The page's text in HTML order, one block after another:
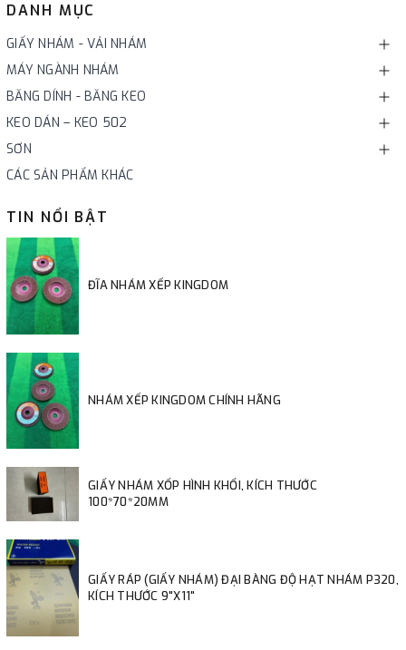
DANH MỤC
GIẤY NHÁM - VẢI NHÁM
MÁY NGÀNH NHÁM
BĂNG DÍNH - BĂNG KEO
KEO DÁN – KEO 502
SƠN
CÁC SẢN PHẨM KHÁC
TIN NỔI BẬT
ĐĨA NHÁM XẾP KINGDOM
NHÁM XẾP KINGDOM CHÍNH HÃNG
GIẤY NHÁM XỐP HÌNH KHỐI, KÍCH THƯỚC
100*70*20MM
GIẤY RÁP (GIẤY NHÁM) ĐẠI BÀNG ĐỘ HẠT NHÁM P320,
KÍCH THƯỚC 9"X11"